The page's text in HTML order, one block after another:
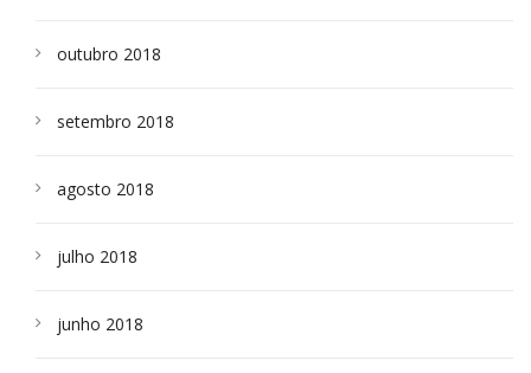
outubro 2018
setembro 2018
agosto 2018
julho 2018
junho 2018